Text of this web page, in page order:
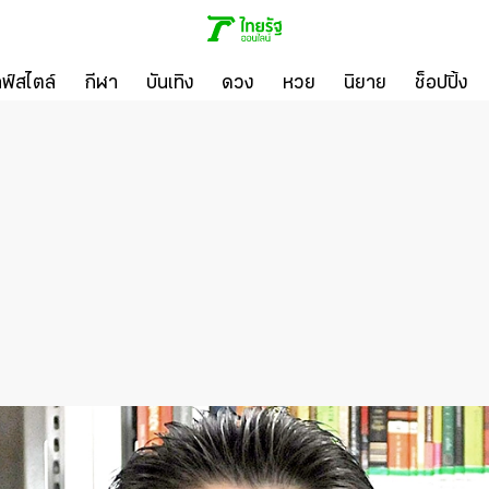
ฟ์สไตล์ กีฬา บันเทิง ดวง หวย นิยาย ช็อปปิ้ง